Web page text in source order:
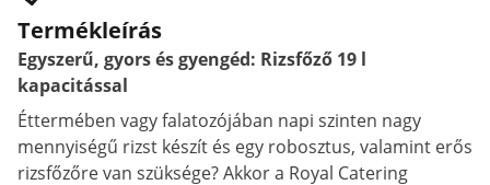
Termékleírás
Egyszerű, gyors és gyengéd: Rizsfőző 19 l
kapacitással
Éttermében vagy falatozójában napi szinten nagy
mennyiségű rizst készít és egy robosztus, valamint erős
rizsfőzőre van szüksége? Akkor a Royal Catering